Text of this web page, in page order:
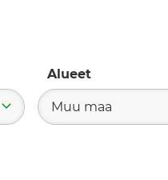
Alueet
Muu maa